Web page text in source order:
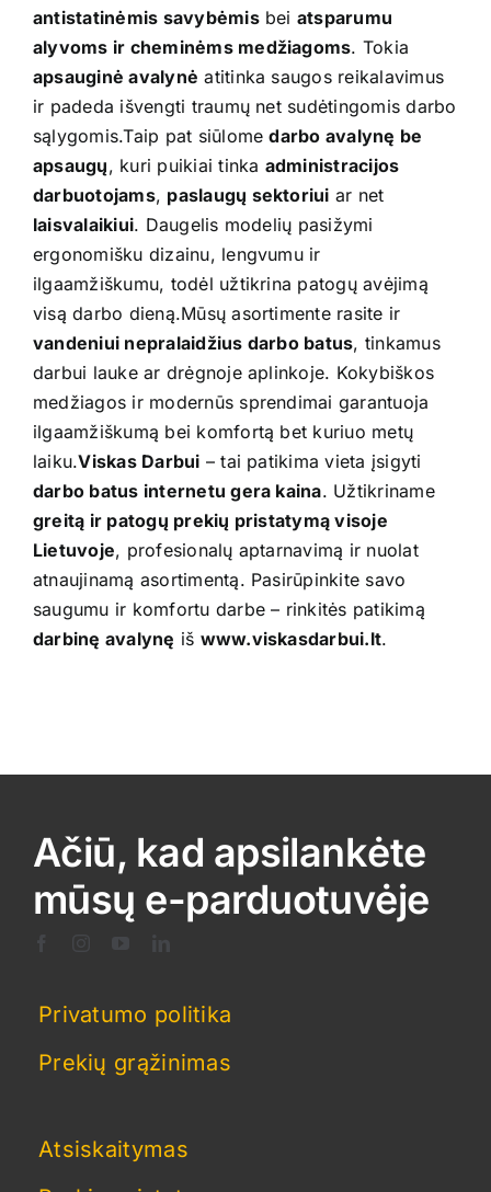
antistatinėmis savybėmisbei atsparumu
alyvoms ir cheminėms medžiagoms. Tokia
apsauginė avalynė atitinka saugos reikalavimus
ir padeda išvengti traumų net sudėtingomis darbo
sąlygomis.Taip pat siūlomedarbo avalynę be
apsaugų, kuri puikiai tinka administracijos
darbuotojams, paslaugų sektoriui ar net
laisvalaikiui. Daugelis modelių pasižymi
ergonomišku dizainu, lengvumu ir
ilgaamžiškumu, todėl užtikrina patogų avėjimą
visą darbo dieną.Mūsų asortimente rasite ir
vandeniui nepralaidžius darbo batus, tinkamus
darbui lauke ar drėgnoje aplinkoje. Kokybiškos
medžiagos ir modernūs sprendimai garantuoja
ilgaamžiškumą bei komfortą bet kuriuo metų
laiku.Viskas Darbui – tai patikima vieta įsigyti
darbo batus internetu gera kaina. Užtikriname
greitą ir patogų prekių pristatymą visoje
Lietuvoje, profesionalų aptarnavimą ir nuolat
atnaujinamą asortimentą. Pasirūpinkite savo
saugumu ir komfortu darbe – rinkitės patikimą
darbinę avalynę iš www.viskasdarbui.lt.
Ačiū, kad apsilankėte
mūsų e-parduotuvėje
Privatumo politika
Prekių grąžinimas
Atsiskaitymas